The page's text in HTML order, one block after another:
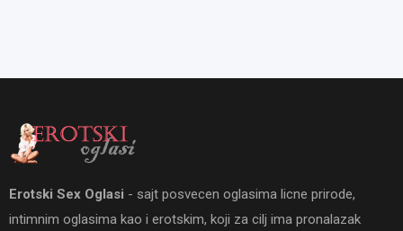
Erotski Sex Oglasi - sajt posvecen oglasima licne prirode,
intimnim oglasima kao i erotskim, koji za cilj ima pronalazak